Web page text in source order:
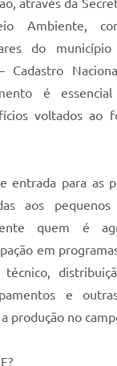
através da
Ambiente,
do
Cadastro
é
voltados ao
entrada para as
aos
quem é
em
e
produção no